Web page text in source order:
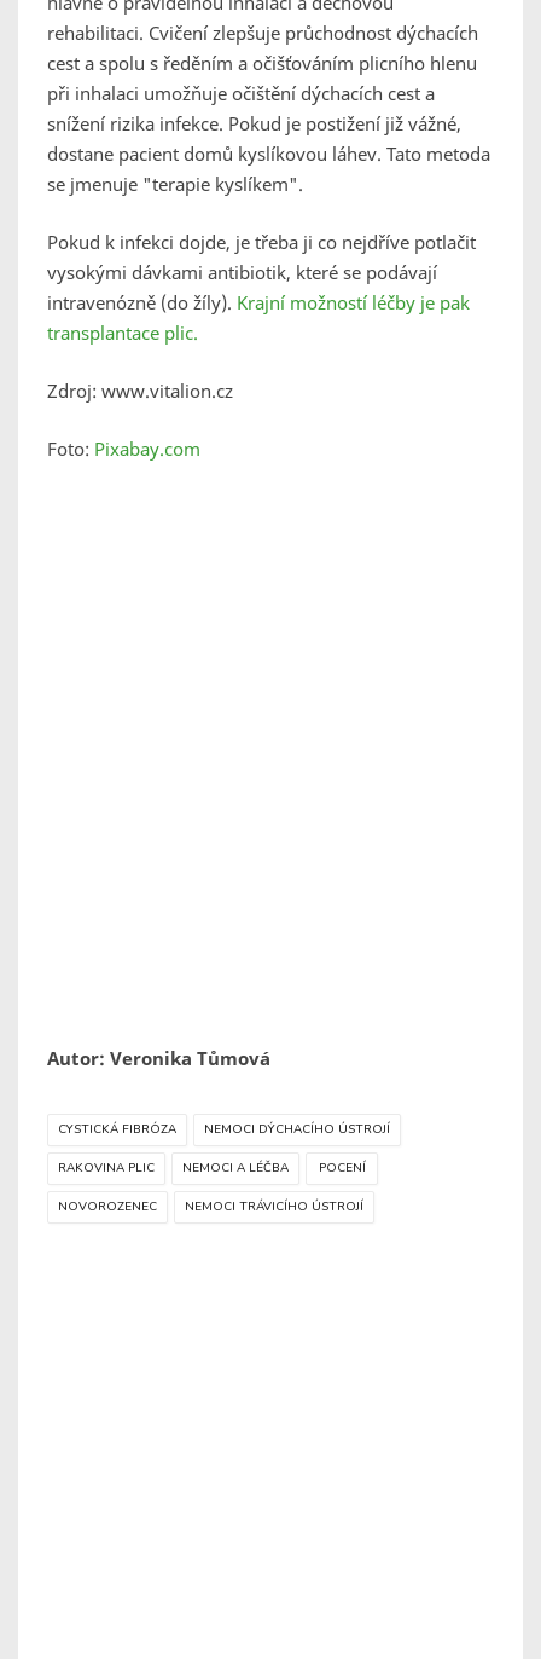
rehabilitaci. Cvičení zlepšuje průchodnost dýchacích
cest a spolu s ředěním a očišťováním plicního hlenu
při inhalaci umožňuje očištění dýchacích cest a
snížení rizika infekce. Pokud je postižení již vážné,
dostane pacient domů kyslíkovou láhev. Tato metoda
se jmenuje "terapie kyslíkem".
Pokud k infekci dojde, je třeba ji co nejdříve potlačit
vysokými dávkami antibiotik, které se podávají
intravenózně (do žíly). Krajní možností léčby je pak
transplantace plic.
Zdroj: www.vitalion.cz
Foto: Pixabay.com
Autor: Veronika Tůmová
CYSTICKÁ FIBRÓZA NEMOCI DÝCHACÍHO ÚSTROJÍ
RAKOVINA PLIC NEMOCI A LÉČBA POCENÍ
NOVOROZENEC NEMOCI TRÁVICÍHO ÚSTROJÍ